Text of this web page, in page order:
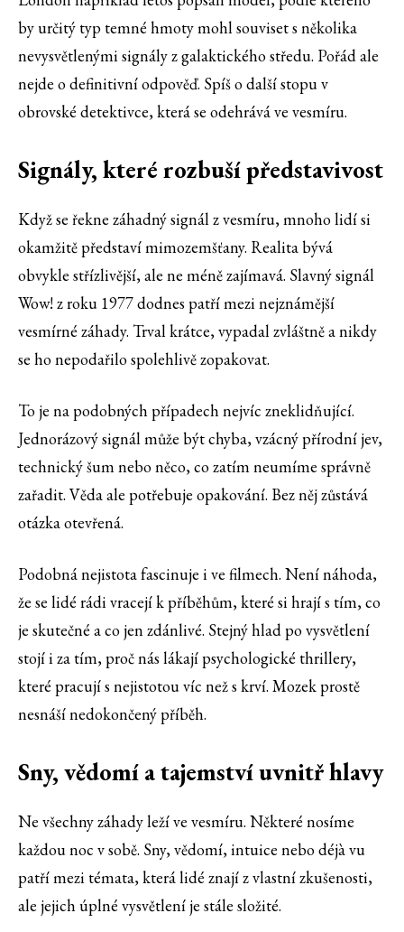
by určitý typ temné hmoty mohl souviset s několika
nevysvětlenými signály z galaktického středu. Pořád ale
nejde o definitivní odpověď. Spíš o další stopu v
obrovské detektivce, která se odehrává ve vesmíru.
Signály, které rozbuší představivost
Když se řekne záhadný signál z vesmíru, mnoho lidí si
okamžitě představí mimozemšťany. Realita bývá
obvykle střízlivější, ale ne méně zajímavá. Slavný signál
Wow! z roku 1977 dodnes patří mezi nejznámější
vesmírné záhady. Trval krátce, vypadal zvláštně a nikdy
se ho nepodařilo spolehlivě zopakovat.
To je na podobných případech nejvíc zneklidňující.
Jednorázový signál může být chyba, vzácný přírodní jev,
technický šum nebo něco, co zatím neumíme správně
zařadit. Věda ale potřebuje opakování. Bez něj zůstává
otázka otevřená.
Podobná nejistota fascinuje i ve filmech. Není náhoda,
že se lidé rádi vracejí k příběhům, které si hrají s tím, co
je skutečné a co jen zdánlivé. Stejný hlad po vysvětlení
stojí i za tím, proč nás lákají psychologické thrillery,
které pracují s nejistotou víc než s krví. Mozek prostě
nesnáší nedokončený příběh.
Sny, vědomí a tajemství uvnitř hlavy
Ne všechny záhady leží ve vesmíru. Některé nosíme
každou noc v sobě. Sny, vědomí, intuice nebo déjà vu
patří mezi témata, která lidé znají z vlastní zkušenosti,
ale jejich úplné vysvětlení je stále složité.